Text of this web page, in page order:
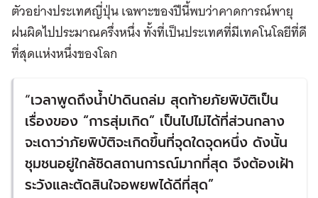
ตัวอย่างประเทศญี่ปุ่น เฉพาะของปีนี้พบว่าคาดการณ์พายุ
ฝนผิดไปประมาณครึ่งหนึ่ง ทั้งที่เป็นประเทศที่มีเทคโนโลยีที่ดี
ที่สุดแห่งหนึ่งของโลก
“เวลาพูดถึงน้ำป่าดินถล่ม สุดท้ายภัยพิบัติเป็น
เรื่องของ “การสุ่มเกิด” เป็นไปไม่ได้ที่ส่วนกลาง
จะเดาว่าภัยพิบัติจะเกิดขึ้นที่จุดใดจุดหนึ่ง ดังนั้น
ชุมชนอยู่ใกล้ชิดสถานการณ์มากที่สุด จึงต้องเฝ้า
ระวังและตัดสินใจอพยพได้ดีที่สุด”